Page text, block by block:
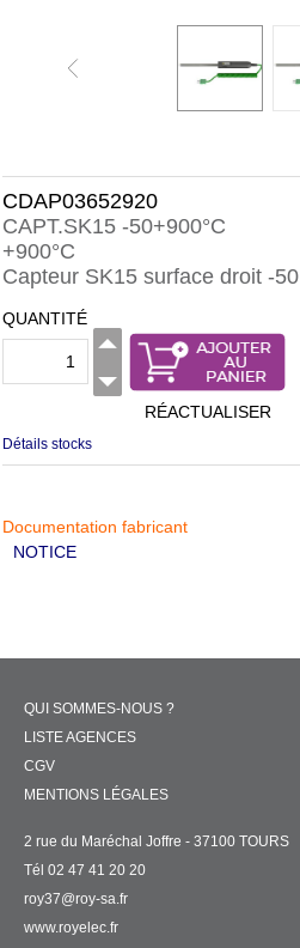
CDAP03652920
CAPT.SK15 -50+900°C
+900°C
Capteur SK15 surface droit -50
QUANTITÉ
RÉACTUALISER
Détails stocks
Documentation fabricant
NOTICE
QUI SOMMES-NOUS ?
LISTE AGENCES
CGV
MENTIONS LÉGALES
2 rue du Maréchal Joffre - 37100 TOURS
Tél 02 47 41 20 20
roy37@roy-sa.fr
www.royelec.fr